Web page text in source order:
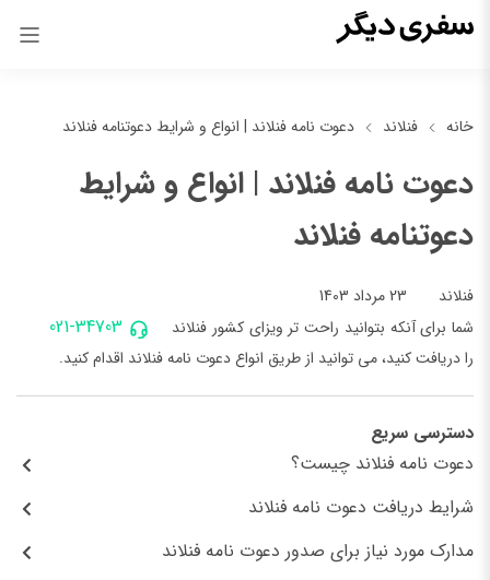
خانه فنلاند دعوت نامه فنلاند | انواع و شرایط دعوتنامه فنلاند
دعوت نامه فنلاند | انواع و شرایط
دعوتنامه فنلاند
فنلاند 23 مرداد 1403
021-34703
شما برای آنکه بتوانید راحت تر ویزای کشور فنلاند
را دریافت کنید، می توانید از طریق انواع دعوت نامه فنلاند اقدام کنید.
دسترسی سریع
دعوت نامه فنلاند چیست؟
شرایط دریافت دعوت نامه فنلاند
مدارک مورد نیاز برای صدور دعوت نامه فنلاند